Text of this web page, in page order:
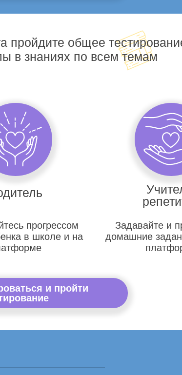
пройдите общее
в знаниях по всем темам
прогрессом
в школе и на
Задавайте и
домашние
и пройти